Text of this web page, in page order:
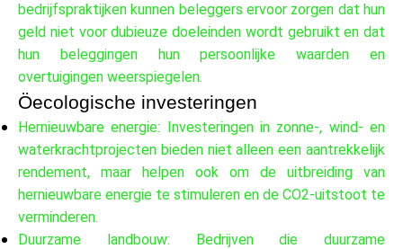
ask@scrambleup.com
+372 712 2955
bedrijfspraktijken kunnen beleggers ervoor zorgen dat hun
geld niet voor dubieuze doeleinden wordt gebruikt en dat
hun beleggingen hun persoonlijke waarden en
overtuigingen weerspiegelen.
Öecologische investeringen
Hernieuwbare energie: Investeringen in zonne-, wind- en
waterkrachtprojecten bieden niet alleen een aantrekkelijk
rendement, maar helpen ook om de uitbreiding van
hernieuwbare energie te stimuleren en de CO2-uitstoot te
verminderen.
Duurzame landbouw: Bedrijven die duurzame